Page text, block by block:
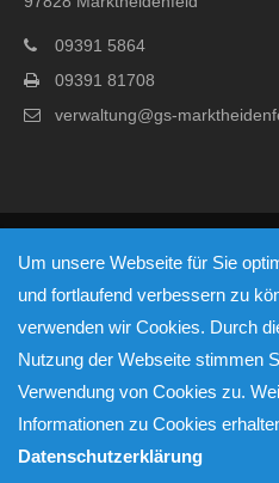
09391 5864
09391 81708
verwaltung@gs-
© Copyright 2026 - Friedrich-
Marktheidenfeld
Impressum
Um unsere Webseite für Sie
und fortlaufend verbessern zu
verwenden wir Cookies. Durch
Nutzung der Webseite stimmen
Verwendung von Cookies zu.
Informationen zu Cookies
Datenschutzerklärung